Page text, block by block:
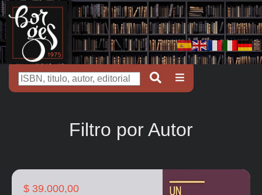
Filtro por Autor
$ 39.000,00